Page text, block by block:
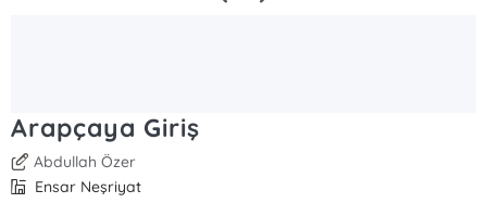
Arapçaya Giriş
Abdullah Özer
Ensar Neşriyat